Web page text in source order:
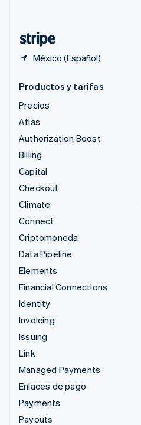
México (Español)
Productos y tarifas
Precios
Atlas
Authorization Boost
Billing
Capital
Checkout
Climate
Connect
Criptomoneda
Data Pipeline
Elements
Financial Connections
Identity
Invoicing
Issuing
Link
Managed Payments
Enlaces de pago
Payments
Payouts